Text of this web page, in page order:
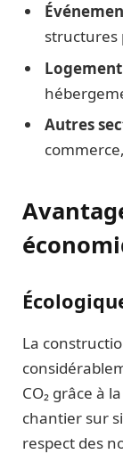
structures
Logement
Autres
La
CO₂ grâce à
chantier sur
respect des